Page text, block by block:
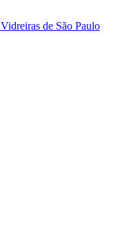
de São Paulo